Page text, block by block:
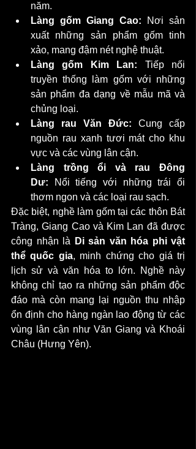
năm.
Làng gốm Giang Cao: Nơi sản
xuất những sản phẩm gốm tinh
xảo, mang đậm nét nghệ thuật.
Làng gốm Kim Lan: Tiếp nối
truyền thống làm gốm với những
sản phẩm đa dạng về mẫu mã và
chủng loại.
Làng rau Văn Đức: Cung cấp
nguồn rau xanh tươi mát cho khu
vực và các vùng lân cận.
Làng trồng ổi và rau Đông
Dư: Nổi tiếng với những trái ổi
thơm ngon và các loại rau sạch.
Đặc biệt, nghề làm gốm tại các thôn Bát
Tràng, Giang Cao và Kim Lan đã được
công nhận là
Di sản văn hóa phi vật
thể quốc gia, minh chứng cho giá trị
lịch sử và văn hóa to lớn. Nghề này
không chỉ tạo ra những sản phẩm độc
đáo mà còn mang lại nguồn thu nhập
ổn định cho hàng ngàn lao động từ các
vùng lân cận như Văn Giang và Khoái
Châu (Hưng Yên).